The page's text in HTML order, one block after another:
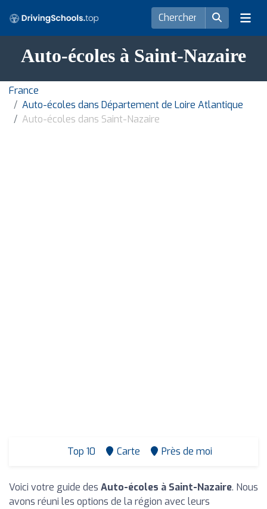
Auto-écoles à Saint-Nazaire
France
Auto-écoles dans Département de Loire Atlantique
Auto-écoles dans Saint-Nazaire
Top 10 Carte Près de moi
Voici votre guide des Auto-écoles à Saint-Nazaire. Nous
avons réuni les options de la région avec leurs